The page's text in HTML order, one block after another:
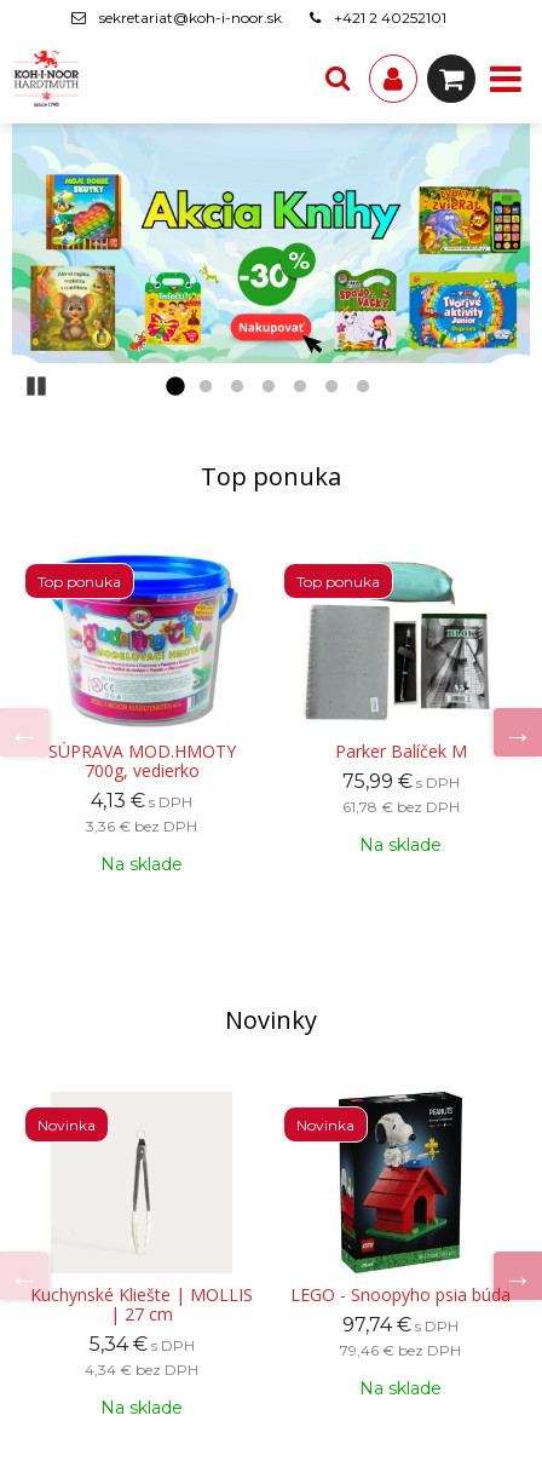
sekretariat@koh-i-noor.sk +421 2 40252101
Top ponuka
Top ponuka
SÚPRAVA MOD.HMOTY
700g, vedierko
4,13 € s DPH
3,36 € bez DPH
Na sklade
Top ponuka
Parker Balíček M
75,99 € s DPH
61,78 € bez DPH
Na sklade
Novinky
Novinka
Kuchynské Kliešte | MOLLIS
| 27 cm
5,34 € s DPH
4,34 € bez DPH
Na sklade
Novinka
LEGO - Snoopyho psia búda
97,74 € s DPH
79,46 € bez DPH
Na sklade